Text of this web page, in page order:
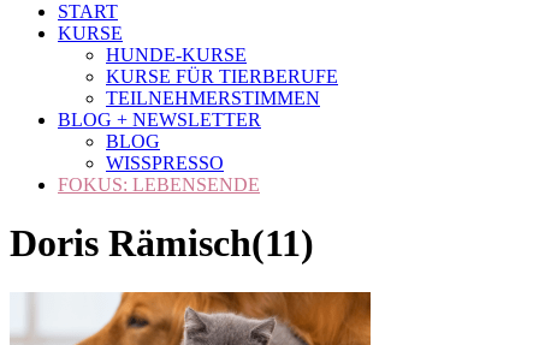
START
KURSE
HUNDE-KURSE
KURSE FÜR TIERBERUFE
TEILNEHMERSTIMMEN
BLOG + NEWSLETTER
BLOG
WISSPRESSO
FOKUS: LEBENSENDE
Doris Rämisch(11)